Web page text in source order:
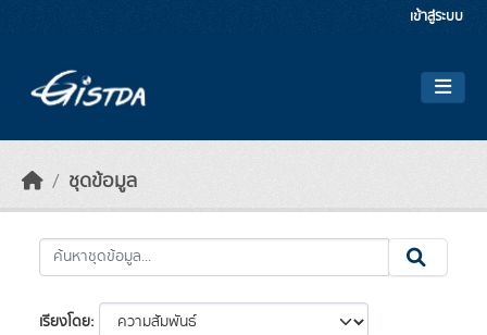
เข้าสู่ระบบ
ชุดข้อมูล
เรียงโดย